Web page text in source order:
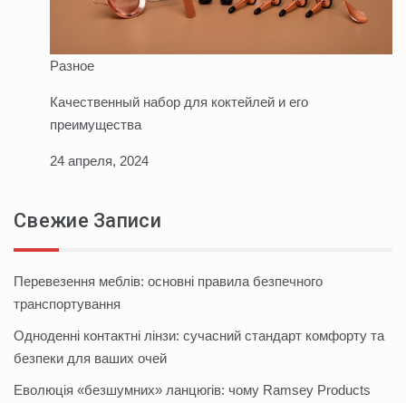
Разное
Качественный набор для коктейлей и его
преимущества
24 апреля, 2024
Свежие Записи
Перевезення меблів: основні правила безпечного
транспортування
Одноденні контактні лінзи: сучасний стандарт комфорту та
безпеки для ваших очей
Еволюція «безшумних» ланцюгів: чому Ramsey Products